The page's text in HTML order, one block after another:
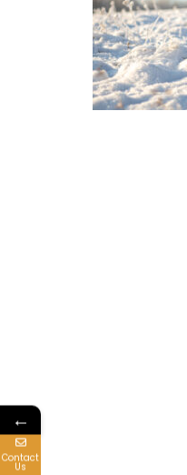
←
Contact
Us